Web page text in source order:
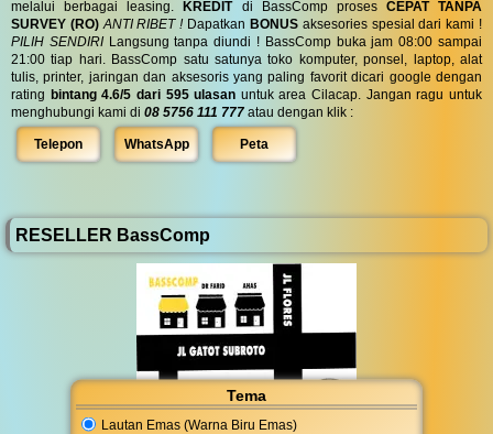
Tema
Lautan Emas (Warna Biru Emas)
melalui berbagai leasing.KREDITdi BassComp proses CEPAT TANPA
SURVEY (RO) ANTI RIBET !Dapatkan BONUSaksesories spesial dari kami !
PILIH SENDIRILangsung tanpa diundi ! BassComp buka jam 08:00 sampai
21:00 tiap hari. BassComp satu satunya toko komputer, ponsel, laptop, alat
tulis, printer, jaringan dan aksesoris yang paling favorit dicari google dengan
rating bintang 4.6/5 dari 595 ulasan untuk area Cilacap. Jangan ragu untuk
menghubungi kami di 08 5756 111 777 atau dengan klik :
Telepon WhatsApp Peta
RESELLER BassComp